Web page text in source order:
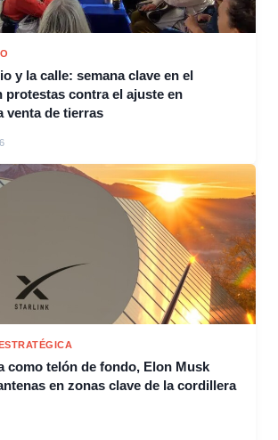
y la calle: semana clave en el
protestas contra el ajuste en
venta de tierras
como telón de fondo, Elon Musk
en zonas clave de la cordillera